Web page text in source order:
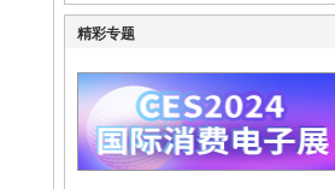
精彩专题